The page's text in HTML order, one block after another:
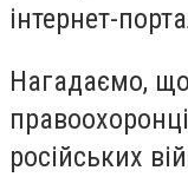
інтернет-
Нагадаємо, що
російських